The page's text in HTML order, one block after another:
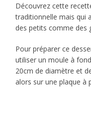
Découvrez cette
traditionnelle mais qui
des petits comme des
Pour préparer ce
utiliser un moule à
20cm de diamètre et
alors sur une plaque à